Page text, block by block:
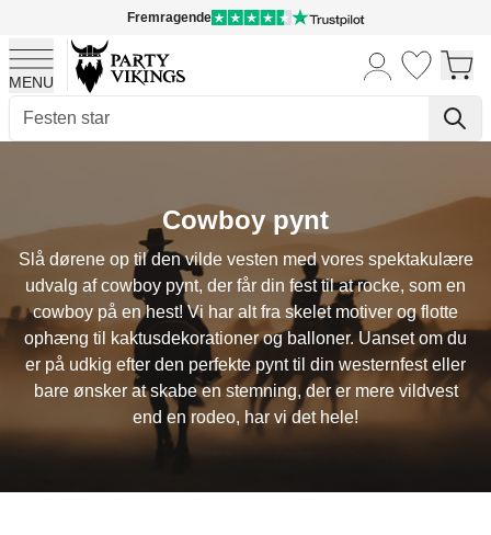
Fremragende
MENU
Cowboy pynt
Slå dørene op til den vilde vesten med vores spektakulære
udvalg af cowboy pynt, der får din fest til at rocke, som en
cowboy på en hest! Vi har alt fra skelet motiver og flotte
ophæng til kaktusdekorationer og balloner. Uanset om du
er på udkig efter den perfekte pynt til din westernfest eller
bare ønsker at skabe en stemning, der er mere vildvest
end en rodeo, har vi det hele!